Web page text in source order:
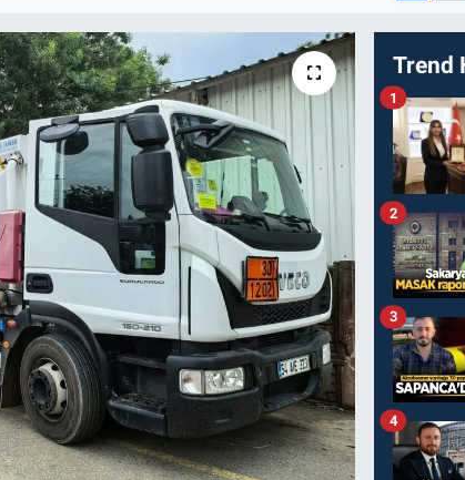
Trend
1
2
3
4